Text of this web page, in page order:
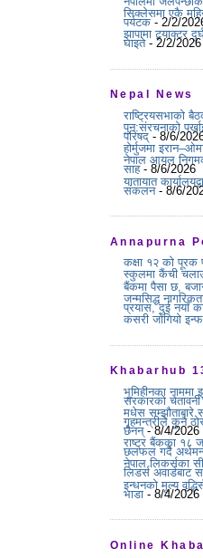
सिक्लेसमा एकै
पर्यटक - 2/2/
झापामा ट्र्याक्टर
घाइते- 2/2/2026
Nepal News
राष्ट्रियसभाको
पुन:संरचनाको
परिषद् - 8/6/
होर्मुजमा
नेपाल आयल
साह- 8/6/2026
यातायात
संकलन- 8/6/
Annapurna
कक्षा १२ को पूरक
स्कुलमा कैंची
बैंकमा पैसा छ,
जन्मसिद्ध
प्रयास, दुई नयाँ
कसरी जोगियो
Khabarhub
भूमिहीनका नाममा
सरकारको चेतावनी
मधेस सम्झौताबारे
गृहमन्त्रीले कुनै
छैनन्- 8/4/2026
राष्ट्र बैंकका १८
छलफल गर्दै
नेपाल लिकर्सका
लिडर्स अवार्डबाट
इन्धनको मूल्य
भाडा- 8/4/2026
Online